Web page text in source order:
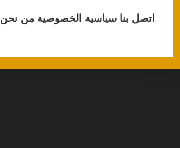
اتصل بناسياسية الخصوصيةمن نحن